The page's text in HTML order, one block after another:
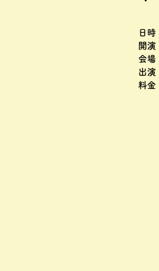
日
開
会
出
料金